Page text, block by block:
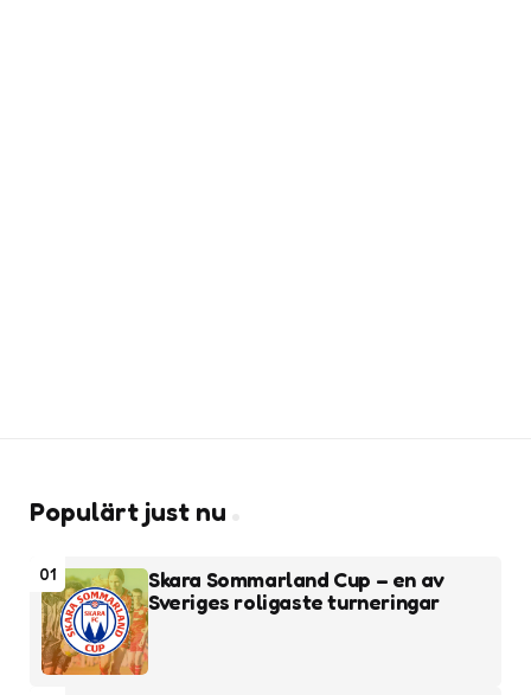
Populärt just nu
01
Skara Sommarland Cup – en av
Sveriges roligaste turneringar